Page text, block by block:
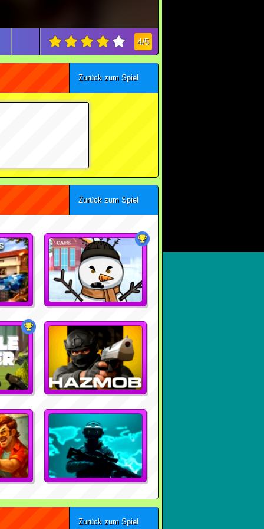
4/5
Zurück zum Spiel
Zurück zum Spiel
Zurück zum Spiel